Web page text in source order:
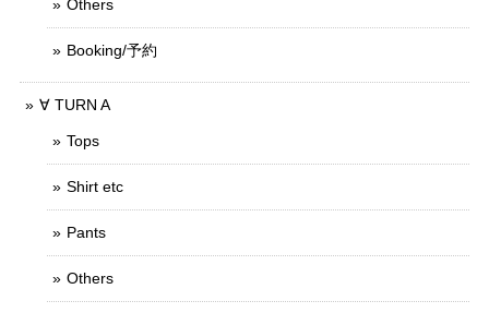
Others
Booking/予約
∀ TURN A
Tops
Shirt etc
Pants
Others